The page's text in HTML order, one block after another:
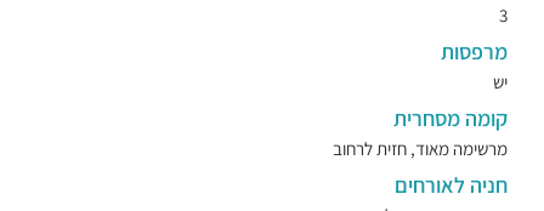
3
מרפסות
יש
קומה מסחרית
מרשימה מאוד, חזית לרחוב
חניה לאורחים